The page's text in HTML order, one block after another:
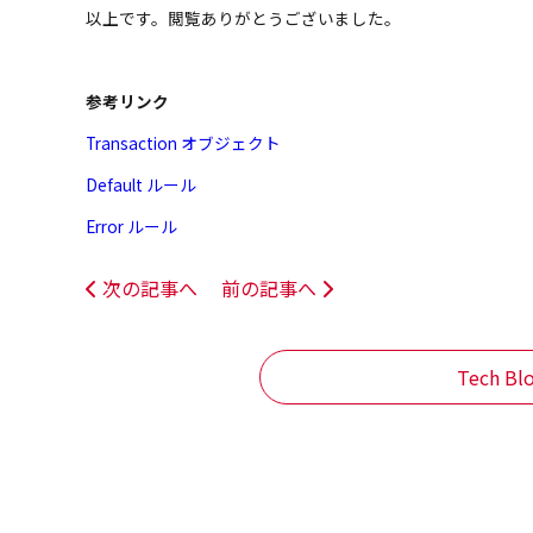
以上です。閲覧ありがとうございました。
参考リンク
Transaction オブジェクト
Default ルール
Error ルール
次の記事へ 前の記事へ
Tech